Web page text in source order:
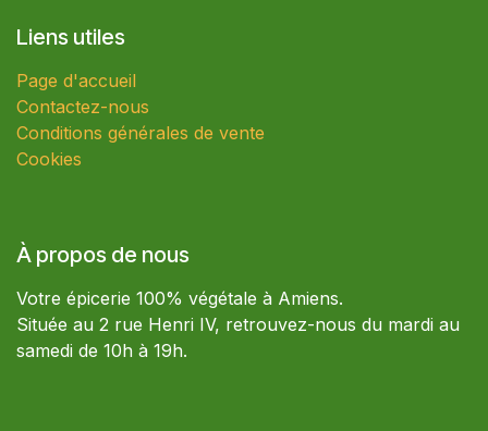
Liens utiles
Page d'accueil
Contactez-nous
Conditions générales de vente
Cookies
À propos de nous
Votre épicerie 100% végétale à Amiens.
Située au 2 rue Henri IV, retrouvez-nous du mardi au
samedi de 10h à 19h.